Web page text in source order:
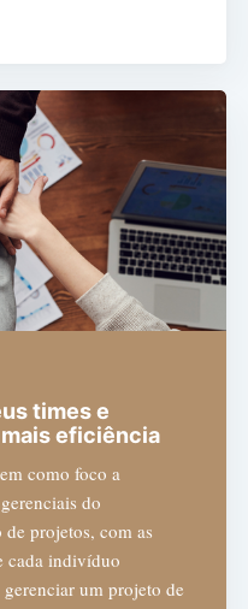
times e
eficiência
como foco a
do
projetos, com as
cada indivíduo
um projeto de